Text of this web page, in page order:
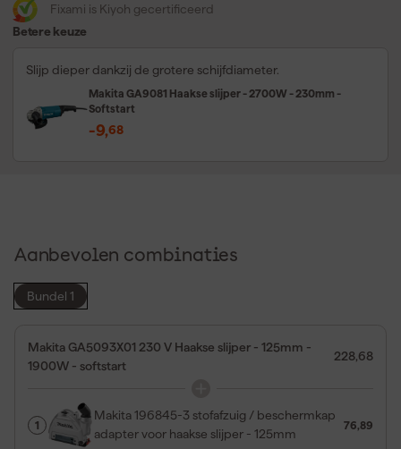
Fixami is Kiyoh gecertificeerd
Betere keuze
Slijp dieper dankzij de grotere schijfdiameter.
Makita GA9081 Haakse slijper - 2700W - 230mm -
Softstart
-9,68
Aanbevolen combinaties
Bundel 1
Makita GA5093X01 230 V Haakse slijper - 125mm -
1900W - softstart
228,68
1
Makita 196845-3 stofafzuig / beschermkap
adapter voor haakse slijper - 125mm
76,89